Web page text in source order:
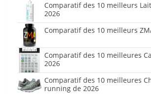
Comparatif des 10 meilleurs
2026
Comparatif des 10 meilleurs
Comparatif des 10 meilleures
2026
Comparatif des 10 meilleures
running de 2026